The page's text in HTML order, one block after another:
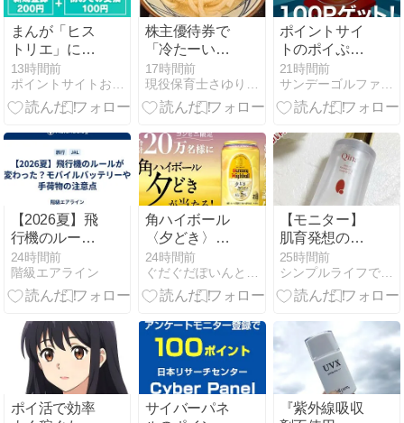
まんが「ヒス
トリエ」に登
場するバトが
剣技を教えた
のは？
13時間前
株主優待券で
「冷たーいね
ばとろ旨塩う
どん」を食べ
てきた
17時間前
ポイントサイ
トのポイぷる
の毎日挑戦で
きるポイガチ
ャで昨年12月
イントゲッ
ト！
21時間前
【2026夏】飛
行機のルール
が変わった？
モバイルバッ
テリーや手荷
24時間前
階級エアライン
角ハイボール
〈夕どき〉
が、20万名に
当たります。
8/17まで。
24時間前
【モニター】
肌育発想の美
容液♡
25時間前
シンプルライフでお金は貯まるのか！？奨学金800万円返済中
ポイ活で効率
サイバーパネ
『紫外線吸収